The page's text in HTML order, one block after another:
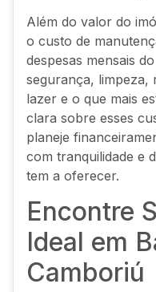
Além do valor do
o custo de
despesas mensais
segurança, limpeza,
lazer e o que mais
clara sobre esses
planeje
com tranquilidade e
tem a oferecer.
Encontre
Ideal em
Camboriú